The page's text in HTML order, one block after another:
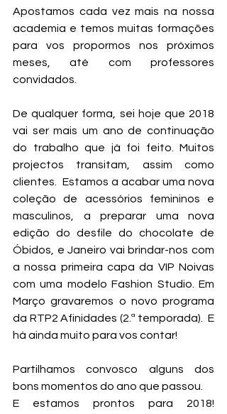
Apostamos cada vez mais na nossa
academia e temos muitas formações
para vos propormos nos próximos
meses, até com professores
convidados.
De qualquer forma, sei hoje que 2018
vai ser mais um ano de continuação
do trabalho que já foi feito. Muitos
projectos transitam, assim como
clientes.  Estamos a acabar uma nova
coleção de acessórios femininos e
masculinos, a preparar uma nova
edição do desfile do chocolate de
Óbidos, e Janeiro vai brindar-nos com
a nossa primeira capa da VIP Noivas
com uma modelo Fashion Studio. Em
Março gravaremos o novo programa
da RTP2 Afinidades (2.ª temporada).  E
há ainda muito para vos contar!
Partilhamos convosco alguns dos
bons momentos do ano que passou.
E estamos prontos para 2018!